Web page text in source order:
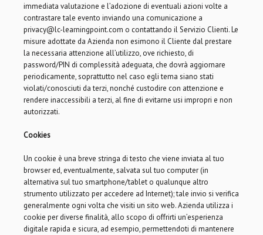
immediata valutazione e l’adozione di eventuali azioni volte a
contrastare tale evento inviando una comunicazione a
privacy@lc-learningpoint.com o contattando il Servizio Clienti. Le
misure adottate da Azienda non esimono il Cliente dal prestare
la necessaria attenzione all’utilizzo, ove richiesto, di
password/PIN di complessità adeguata, che dovrà aggiornare
periodicamente, soprattutto nel caso egli tema siano stati
violati/conosciuti da terzi, nonché custodire con attenzione e
rendere inaccessibili a terzi, al fine di evitarne usi impropri e non
autorizzati.
Cookies
Un cookie è una breve stringa di testo che viene inviata al tuo
browser ed, eventualmente, salvata sul tuo computer (in
alternativa sul tuo smartphone/tablet o qualunque altro
strumento utilizzato per accedere ad Internet); tale invio si verifica
generalmente ogni volta che visiti un sito web. Azienda utilizza i
cookie per diverse finalità, allo scopo di offrirti un’esperienza
digitale rapida e sicura, ad esempio, permettendoti di mantenere